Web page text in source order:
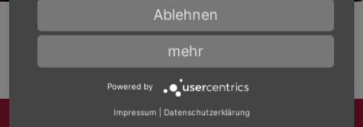
Ablehnen
mehr
Powered by
Impressum Datenschutzerklärung